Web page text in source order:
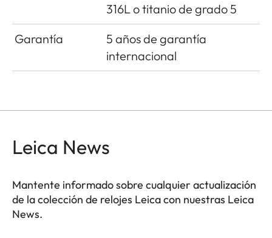
316L o titanio de grado 5
Garantía
5 años de garantía
internacional
Leica News
Mantente informado sobre cualquier actualización
de la colección de relojes Leica con nuestras Leica
News.